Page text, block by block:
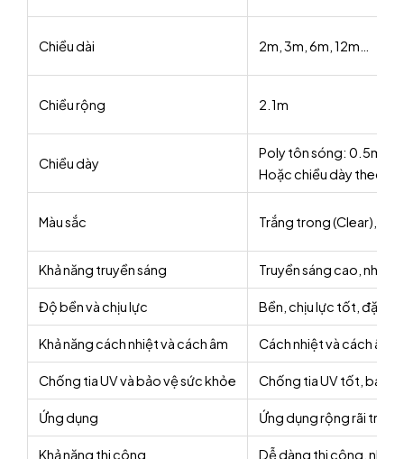
Chiều dài 2m, 3m, 6m, 12m…
Chiều rộng 2.1m
Chiều dày
Poly tôn sóng: 0.5mm,
Hoặc chiều dày theo
Màu sắc Trắng trong (Clear),
Khả năng truyền sáng Truyền sáng cao,
Độ bền và chịu lực Bền, chịu lực tốt, đặc
Khả năng cách nhiệt và cách âm Cách nhiệt và cách âm
Chống tia UV và bảo vệ sức khỏe Chống tia UV tốt, bảo
Ứng dụng Ứng dụng rộng rãi
Khả năng thi công Dễ dàng thi công,